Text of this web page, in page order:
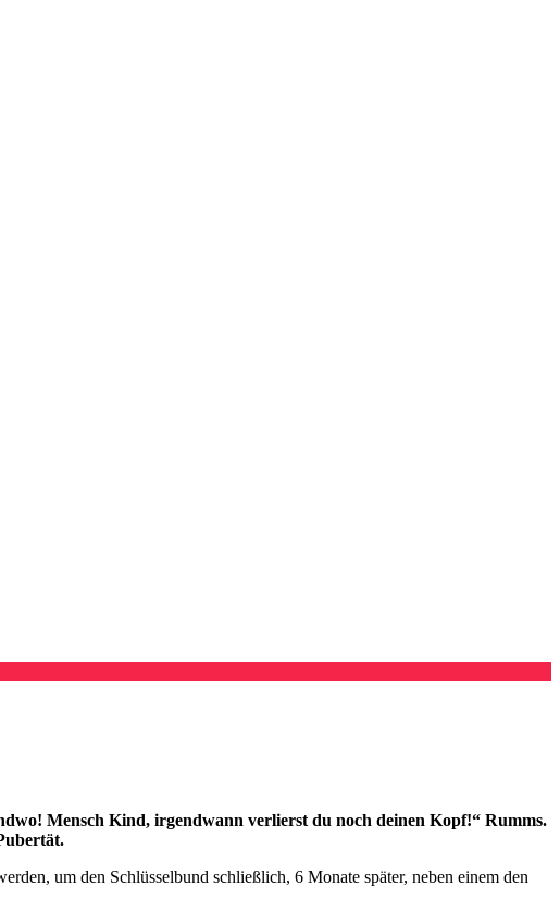
Mensch Kind, irgendwann verlierst du noch deinen Kopf!“ Rumms.
um den Schlüsselbund schließlich, 6 Monate später, neben einem den